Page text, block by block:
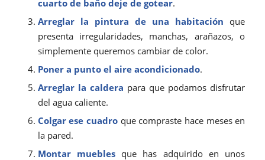
cuarto de baño deje de gotear.
Arreglar la pintura de una habitación que
presenta irregularidades, manchas, arañazos, o
simplemente queremos cambiar de color.
Poner a punto el aire acondicionado.
Arreglar la caldera para que podamos disfrutar
del agua caliente.
Colgar ese cuadroque compraste hace meses en
la pared.
Montar mueblesque has adquirido en unos